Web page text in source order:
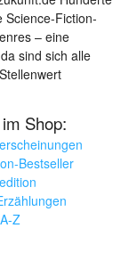
Science-Fiction-
– eine
sind sich alle
Shop:
Bestseller
Z